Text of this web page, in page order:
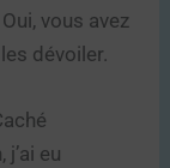
vous avez
dévoiler.
eu